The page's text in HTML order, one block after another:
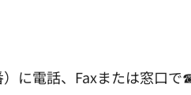
に電話、Faxまたは窓口で